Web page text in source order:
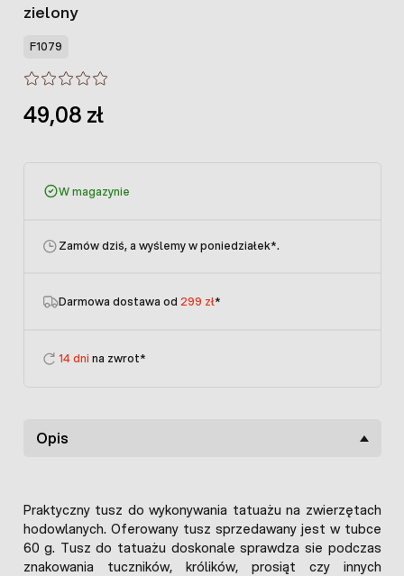
zielony
F1079
49,08 zł
W magazynie
Zamów dziś, a wyślemy w poniedziałek*.
Darmowa dostawa od 299 zł*
14 dni na zwrot*
Opis
Praktyczny tusz do wykonywania tatuażu na zwierzętach
hodowlanych. Oferowany tusz sprzedawany jest w tubce
60 g. Tusz do tatuażu doskonale sprawdza sie podczas
znakowania tuczników, królików, prosiąt czy innych